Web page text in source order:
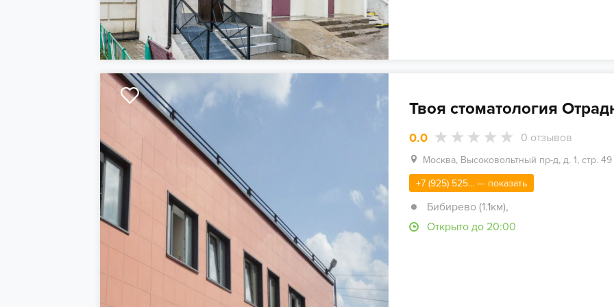
Твоя стоматология
0.0 0 отзывов
Москва, Высоковольтный пр-д, д. 1, стр. 49
+7 (925) 525... — показать
Бибирево (1.1км),
Открыто до 20:00